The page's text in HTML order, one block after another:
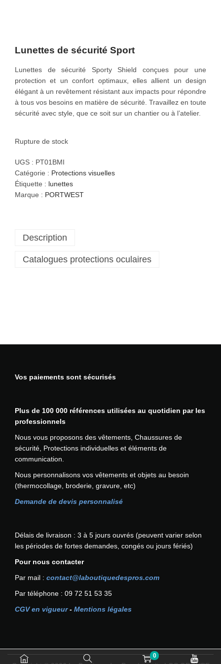
Lunettes de sécurité Sport
Lunettes de sécurité Sporty Shield conçues pour une
protection et un confort optimaux, elles allient un design
élégant à un revêtement résistant aux impacts pour répondre
à tous vos besoins en matière de sécurité. Travaillez en toute
sécurité avec style, que ce soit sur un chantier ou à l’atelier.
Rupture de stock
UGS : PT01BMI
Catégorie : Protections visuelles
Étiquette : lunettes
Marque : PORTWEST
Description
Catalogues protections oculaires
0
Vos paiements sont sécurisés
Plus de 100 000 références utilisées au quotidien par les
professionnels
Nous vous proposons des vêtements, Chaussures de
sécurité, Protections individuelles et éléments de
communication.
Nous personnalisons vos vêtements et objets au besoin
(thermocollage, broderie, gravure, etc)
Demande de devis personnalisé
Délais de livraison : 3 à 5 jours ouvrés (peuvent varier selon
les périodes de fortes demandes, congés ou jours fériés)
Pour nous contacter
Par mail : contact@laboutiquedespros.com
Par téléphone : 09 72 51 53 35
CGV en vigueur- Mentions légales